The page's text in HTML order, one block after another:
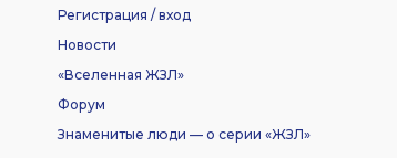
Регистрация / вход
Новости
«Вселенная ЖЗЛ»
Форум
Знаменитые люди — о серии «ЖЗЛ»